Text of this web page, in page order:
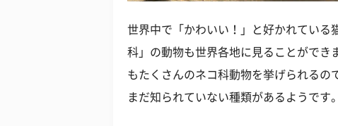
世界中で「かわいい！」と好かれている
科」の動物も世界各地に見ることができ
もたくさんのネコ科動物を挙げられるの
まだ知られていない種類があるようです。